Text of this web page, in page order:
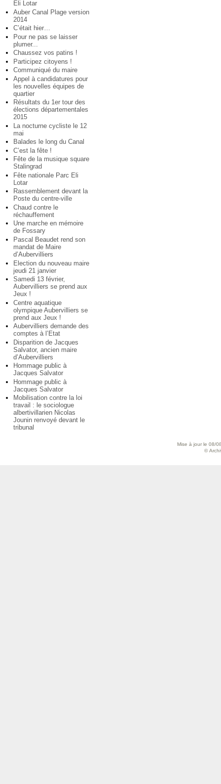
Eli Lotar
Auber Canal Plage version
2014
C’était hier…
Pour ne pas se laisser
plumer...
Chaussez vos patins !
Participez citoyens !
Communiqué du maire
Appel à candidatures pour
les nouvelles équipes de
quartier
Résultats du 1er tour des
élections départementales
2015
La nocturne cycliste le 12
mai
Balades le long du Canal
C’est la fête !
Fête de la musique square
Stalingrad
Fête nationale Parc Eli
Lotar
Rassemblement devant la
Poste du centre-ville
Chaud contre le
réchauffement
Une marche en mémoire
de Fossary
Pascal Beaudet rend son
mandat de Maire
d’Aubervilliers
Election du nouveau maire
jeudi 21 janvier
Samedi 13 février,
Aubervilliers se prend aux
Jeux !
Centre aquatique
olympique Aubervilliers se
prend aux Jeux !
Aubervilliers demande des
comptes à l’Etat
Disparition de Jacques
Salvator, ancien maire
d’Aubervilliers
Hommage public à
Jacques Salvator
Hommage public à
Jacques Salvator
Mobilisation contre la loi
travail : le sociologue
albertivillarien Nicolas
Jounin renvoyé devant le
tribunal
Mise à jour le 08/
©